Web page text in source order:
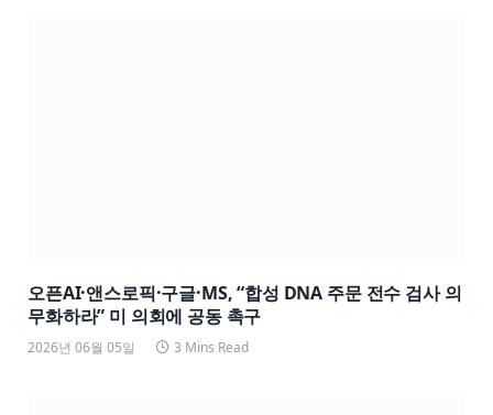
오픈AI·앤스로픽·구글·MS, “합성 DNA 주문 전수 검사 의
무화하라” 미 의회에 공동 촉구
2026년 06월 05일 3 Mins Read